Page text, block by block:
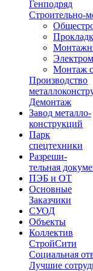
Генподряд
Строительно-
Монтаж
Производство
Демонтаж
Завод металло-
конструкций
Парк
спецтехники
Разреши-
тельная
ПЭБ и ОТ
Основные
Заказчики
СУОД
Объекты
Коллектив
СтройСити
Социальная
Лучшие